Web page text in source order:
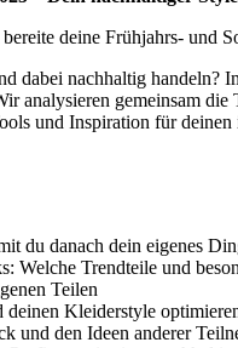
deine Frühjahrs- und
dabei nachhaltig handeln?
analysieren gemeinsam die
und Inspiration für
du danach dein eigenes
s: Welche Trendteile und
Teilen
Kleiderstyle
und den Ideen anderer